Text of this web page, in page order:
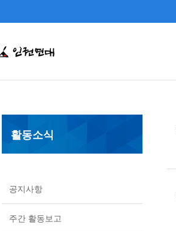
활동소식
공지사항
주간 활동보고